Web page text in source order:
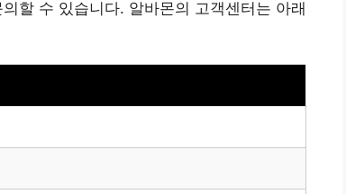
할 수 있습니다. 알바몬의 고객센터는 아래